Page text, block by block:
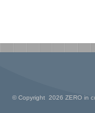
© Copyright 2026 ZERO in